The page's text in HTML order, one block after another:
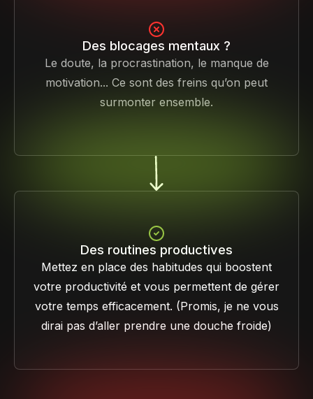
Des blocages mentaux ?
Le doute, la procrastination, le manque de
motivation... Ce sont des freins qu’on peut
surmonter ensemble.
Des routines productives
Mettez en place des habitudes qui boostent
votre productivité et vous permettent de gérer
votre temps efficacement. (Promis, je ne vous
dirai pas d’aller prendre une douche froide)